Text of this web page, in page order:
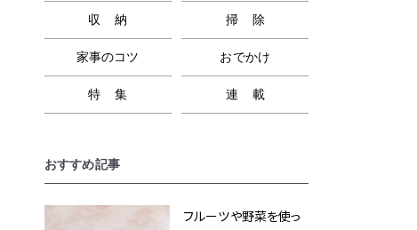
収納 掃除
家事のコツ おでかけ
特集 連載
おすすめ記事
フルーツや野菜を使っ